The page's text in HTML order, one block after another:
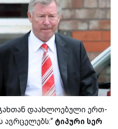
დაახლოებული ერთ-
ავრცელებს:“ ტიპური სერ